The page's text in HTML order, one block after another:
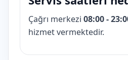
Çağrı merkezi 08:00 -
hizmet vermektedir.